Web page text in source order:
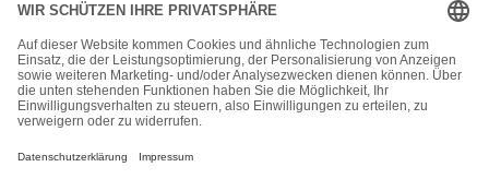
McCall's
McCalls Schnittmuster M7885 – Kostüm – Kleid – Madame
– mit Schnürung hinten
15,50€